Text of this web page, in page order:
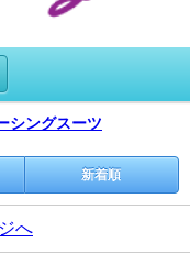
シングスーツ
新着順
へ